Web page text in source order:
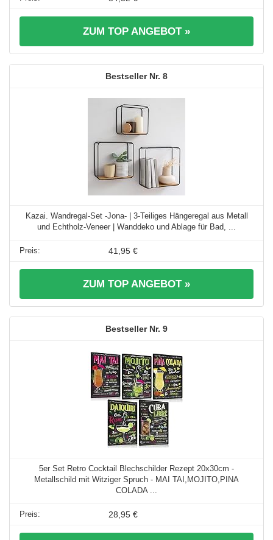
ZUM TOP ANGEBOT »
8
Kazai. Wandregal-Set -Jona- | 3-Teiliges Hängeregal aus Metall
und Echtholz-Veneer | Wanddeko und Ablage für Bad, ...
41,95 €
ZUM TOP ANGEBOT »
9
5er Set Retro Cocktail Blechschilder Rezept 20x30cm -
Metallschild mit Witziger Spruch - MAI TAI,MOJITO,PINA
COLADA ...
28,95 €